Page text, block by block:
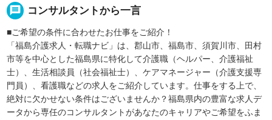
message コンサルタントから一言
■ご希望の条件に合わせたお仕事をご紹介！
「福島介護求人・転職ナビ」は、郡山市、福島市、須賀川市、田村
市等を中心とした福島県に特化して介護職（ヘルパー、介護福祉
士）、生活相談員（社会福祉士）、ケアマネージャー（介護支援専
門員）、看護職などの求人をご紹介しています。仕事をする上で、
絶対に欠かせない条件はございませんか？福島県内の豊富な求人デ
ータから専任のコンサルタントがあなたのキャリアやご希望をふま